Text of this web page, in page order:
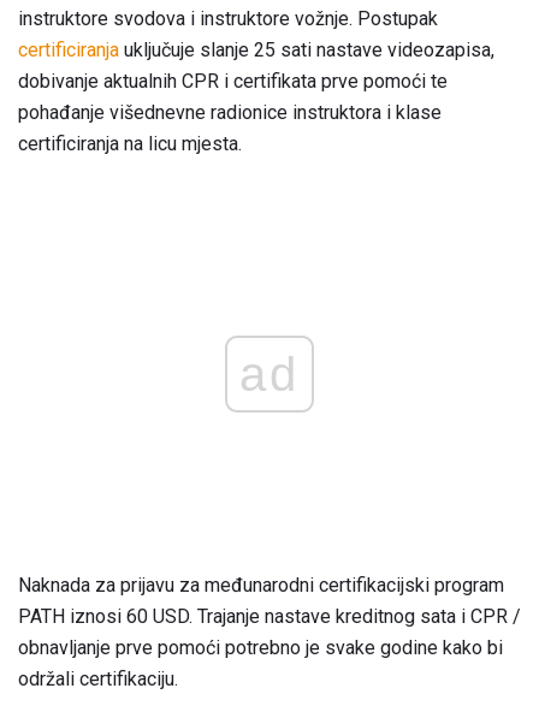
instruktore svodova i instruktore vožnje. Postupak
certificiranja uključuje slanje 25 sati nastave videozapisa,
dobivanje aktualnih CPR i certifikata prve pomoći te
pohađanje višednevne radionice instruktora i klase
certificiranja na licu mjesta.
ad
Naknada za prijavu za međunarodni certifikacijski program
PATH iznosi 60 USD. Trajanje nastave kreditnog sata i CPR /
obnavljanje prve pomoći potrebno je svake godine kako bi
održali certifikaciju.